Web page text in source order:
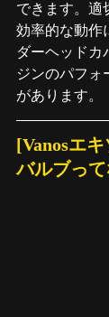
できます。適
効率的な動作
ダーヘッドカ
ジンのパフォ
があります。
[Vanosエ
バルブっ